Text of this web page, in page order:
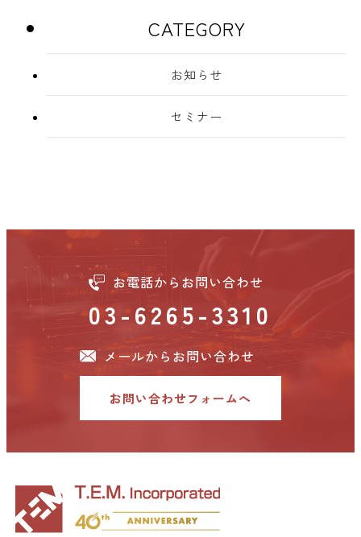
CATEGORY
お知らせ
セミナー
お電話からお問い合わせ
03-6265-3310
メールからお問い合わせ
お問い合わせフォームへ